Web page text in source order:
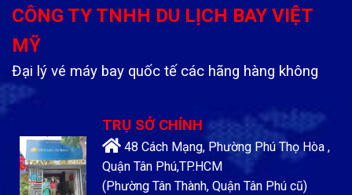
CÔNG TY TNHH DU LỊCH BAY VIỆT
MỸ
Đại lý vé máy bay quốc tế các hãng hàng không
TRỤ SỞ CHÍNH
48 Cách Mạng, Phường Phú Thọ Hòa ,
Quận Tân Phú,TP.HCM
(Phường Tân Thành, Quận Tân Phú cũ)